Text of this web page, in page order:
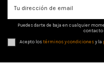
Puedes darte de baja en cualquier
contacto
Acepto lostérminos y condicionesy la